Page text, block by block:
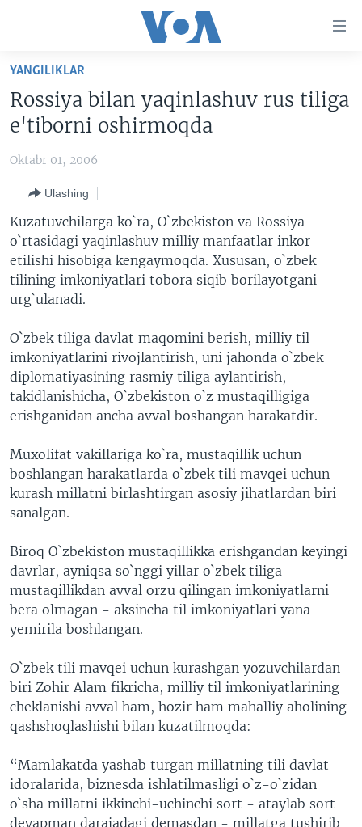
Boshiga
Qidiruvga
o'ting
AMERIKA
VATANDOSHLAR
MULTIMEDIA
AMERIKA MANZARALARI
XALQARO HAYOT
MOBIL-SALOM!
VIDEO
XABARLAR SURATLARDA
IJTIMOIY TARMOQLAR
FACEBOOK
INSTAGRAM
ODNOKLASSNIKI
TELEGRAM
SOUNDCLOUD
INGLIZ TILI DARSLARI
Learning English
YANGILIKLAR
Rossiya bilan yaqinlashuv rus tiliga
e'tiborni oshirmoqda
Oktabr 01, 2006
Ulashing
Kuzatuvchilarga ko`ra, O`zbekiston va Rossiya
o`rtasidagi yaqinlashuv milliy manfaatlar inkor
etilishi hisobiga kengaymoqda. Xususan, o`zbek
tilining imkoniyatlari tobora siqib borilayotgani
urg`ulanadi.
O`zbek tiliga davlat maqomini berish, milliy til
imkoniyatlarini rivojlantirish, uni jahonda o`zbek
diplomatiyasining rasmiy tiliga aylantirish,
takidlanishicha, O`zbekiston o`z mustaqilligiga
erishganidan ancha avval boshangan harakatdir.
Muxolifat vakillariga ko`ra, mustaqillik uchun
boshlangan harakatlarda o`zbek tili mavqei uchun
kurash millatni birlashtirgan asosiy jihatlardan biri
sanalgan.
Biroq O`zbekiston mustaqillikka erishgandan keyingi
davrlar, ayniqsa so`nggi yillar o`zbek tiliga
mustaqillikdan avval orzu qilingan imkoniyatlarni
bera olmagan - aksincha til imkoniyatlari yana
yemirila boshlangan.
O`zbek tili mavqei uchun kurashgan yozuvchilardan
biri Zohir Alam fikricha, milliy til imkoniyatlarining
cheklanishi avval ham, hozir ham mahalliy aholining
qashshoqlashishi bilan kuzatilmoqda:
“Mamlakatda yashab turgan millatning tili davlat
idoralarida, biznesda ishlatilmasligi o`z-o`zidan
o`sha millatni ikkinchi-uchinchi sort - ataylab sort
deyapman darajadagi demasdan - millatga tushirib